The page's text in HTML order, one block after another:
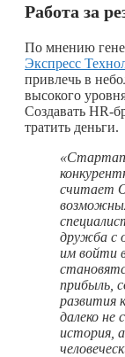
Работа за
По мнению
Экспресс
привлечь в
высокого
Создавать HR-
тратить деньги.
считает
дружба с
им войти
прибыль,
развития
далеко не
история,